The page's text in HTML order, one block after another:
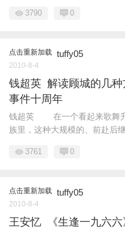
3790 0
点击重新加载 tuffy05
2010-8-4
钱超英 解读顾城的几
事件十周年
钱超英 在一个看起来歌舞升
族里，这种大规模的、前赴后继
3761 0
点击重新加载 tuffy05
2010-8-4
王安忆 《生逢一九六六